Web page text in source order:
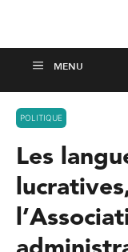
POLITIQUE
Les